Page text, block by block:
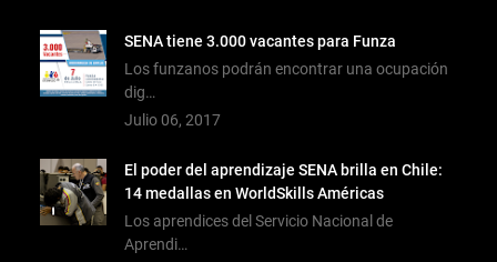
SENA tiene 3.000 vacantes para Funza
Los funzanos podrán encontrar una ocupación
dig…
Julio 06, 2017
El poder del aprendizaje SENA brilla en Chile:
14 medallas en WorldSkills Américas
Los aprendices del Servicio Nacional de
Aprendi…